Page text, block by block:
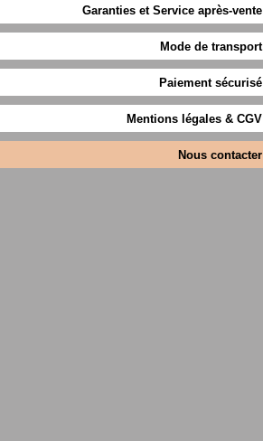
Garanties et Service après-vente
Mode de transport
Paiement sécurisé
Mentions légales & CGV
Nous contacter